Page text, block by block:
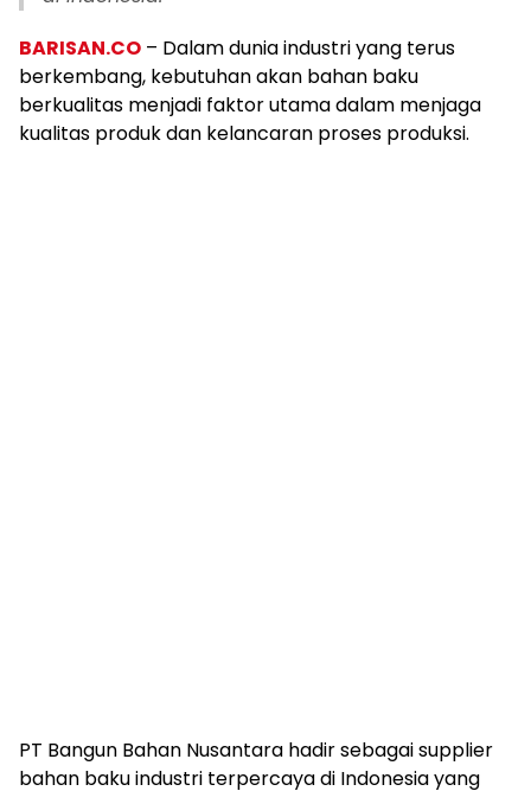
BARISAN.CO – Dalam dunia industri yang terus
berkembang, kebutuhan akan bahan baku
berkualitas menjadi faktor utama dalam menjaga
kualitas produk dan kelancaran proses produksi.
PT Bangun Bahan Nusantara hadir sebagai supplier
bahan baku industri terpercaya di Indonesia yang